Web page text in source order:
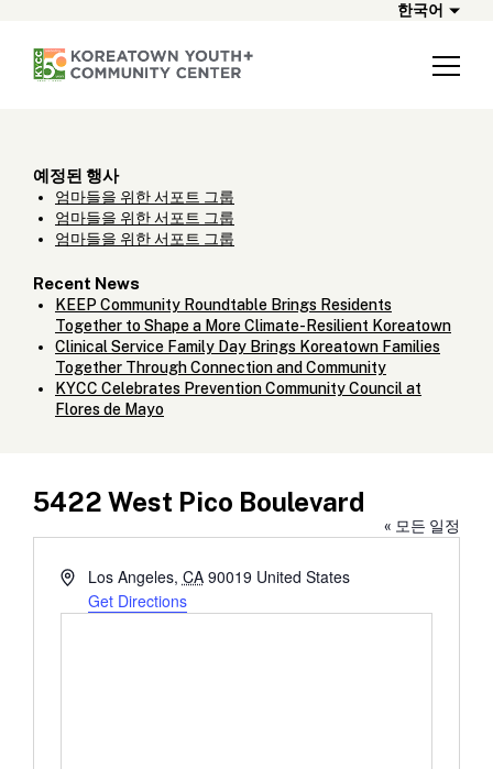
한국어
예정된 행사
엄마들을 위한 서포트 그룹
엄마들을 위한 서포트 그룹
엄마들을 위한 서포트 그룹
Recent News
KEEP Community Roundtable Brings Residents
Together to Shape a More Climate-Resilient Koreatown
Clinical Service Family Day Brings Koreatown Families
Together Through Connection and Community
KYCC Celebrates Prevention Community Council at
Flores de Mayo
5422 West Pico Boulevard
« 모든 일정
AddressLos Angeles, CA 90019 United States
Get Directions